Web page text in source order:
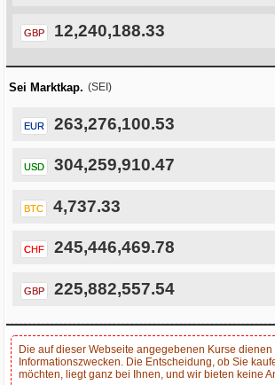
GBP 12,240,188.33
Sei Marktkap. (SEI)
EUR 263,276,100.53
USD 304,259,910.47
BTC 4,737.33
CHF 245,446,469.78
GBP 225,882,557.54
Die auf dieser Webseite angegebenen Kurse
Informationszwecken. Die Entscheidung, ob Sie
möchten, liegt ganz bei Ihnen, und wir bieten keine